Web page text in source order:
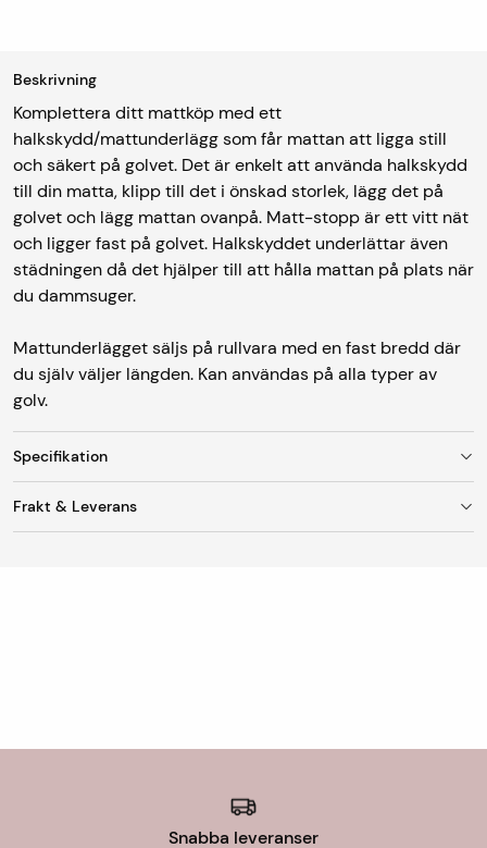
Beskrivning
Komplettera ditt mattköp med ett
halkskydd/mattunderlägg som får mattan att ligga still
och säkert på golvet. Det är enkelt att använda halkskydd
till din matta, klipp till det i önskad storlek, lägg det på
golvet och lägg mattan ovanpå. Matt-stopp är ett vitt nät
och ligger fast på golvet. Halkskyddet underlättar även
städningen då det hjälper till att hålla mattan på plats när
du dammsuger.
Mattunderlägget säljs på rullvara med en fast bredd där
du själv väljer längden. Kan användas på alla typer av
golv.
Specifikation
Frakt & Leverans
mattorna på det kortaste hållet och vissa mattor går att
cm har inte utlämningsställen möjlighet att ta emot
mattan och då därför erbjuds endast hemlevererans eller
Snabba leveranser